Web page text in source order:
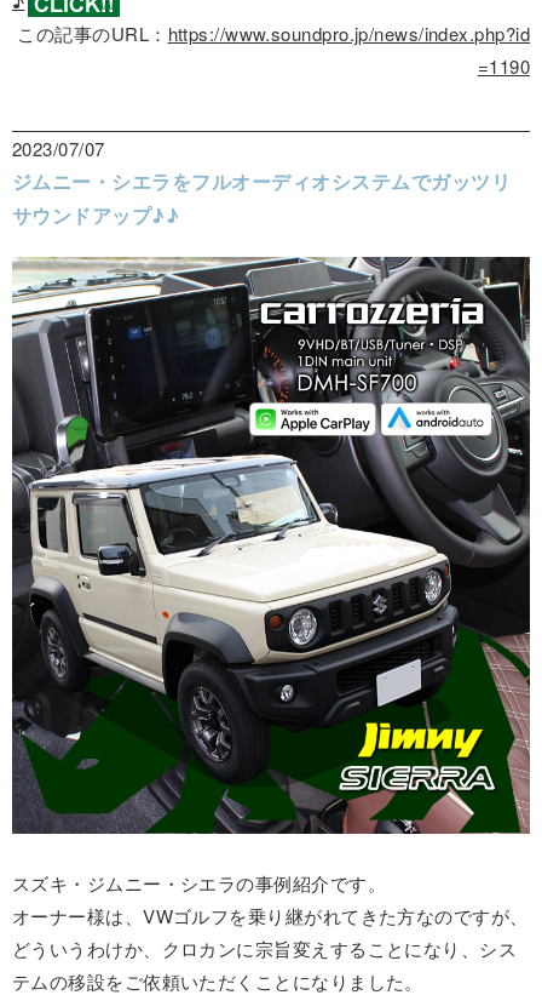
この記事のURL： https://www.soundpro.jp/news/index.php?id
=1190
2023/07/07
ジムニー・シエラをフルオーディオシステムでガッツリ
サウンドアップ♪♪
スズキ・ジムニー・シエラの事例紹介です。
オーナー様は、VWゴルフを乗り継がれてきた方なのですが、
どういうわけか、クロカンに宗旨変えすることになり、シス
テムの移設をご依頼いただくことになりました。